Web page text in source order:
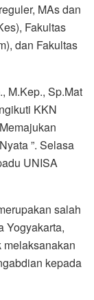
MAs dan
Fakultas
dan Fakultas
M.Kep., Sp.Mat
KKN
”. Selasa
UNISA
salah
Yogyakarta,
kepada